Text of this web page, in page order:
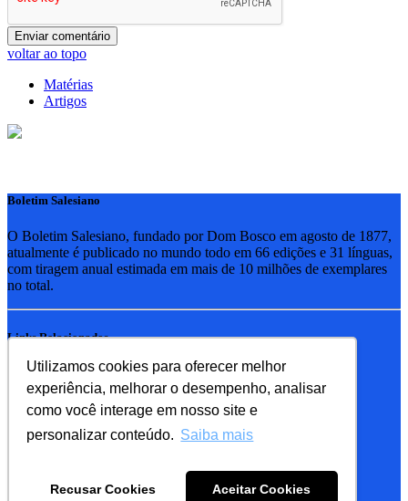
Utilizamos cookies para oferecer melhor
experiência, melhorar o desempenho, analisar
como você interage em nosso site e
personalizar conteúdo. Saiba mais
Recusar Cookies Aceitar Cookies
voltar ao topo
Matérias
Artigos
Boletim Salesiano
O Boletim Salesiano, fundado por Dom Bosco em agosto de 1877,
atualmente é publicado no mundo todo em 66 edições e 31 línguas,
com tiragem anual estimada em mais de 10 milhões de exemplares
no total.
Links Relacionados
RSB - Rede Salesiana Brasil
EDEBE - Editora
UPV - União pela Vida
Familia Salesiana
SDB - Salesianos de Dom Bosco
FMA - Filhas de Maria Auxiliadora